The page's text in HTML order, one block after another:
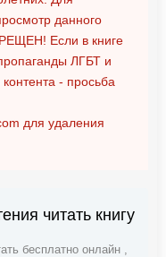
данного
Если в книге
ЛГБТ и
- просьба
для удаления
читать книгу
бесплатно онлайн ,